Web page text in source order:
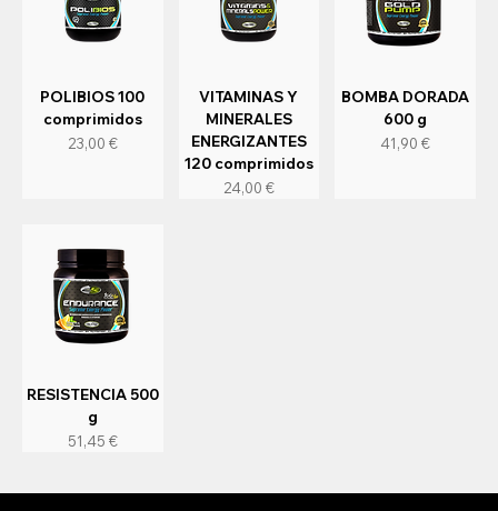
POLIBIOS 100
comprimidos
Precio
23,00 €
VITAMINAS Y
MINERALES
ENERGIZANTES
120 comprimidos
Precio
24,00 €
BOMBA DORADA
600 g
Precio
41,90 €
RESISTENCIA 500
g
Precio
51,45 €